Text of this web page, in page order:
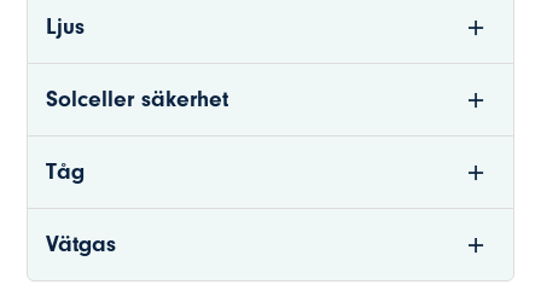
Ljus
Solceller säkerhet
Tåg
Vätgas